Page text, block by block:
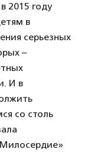
2015 году
в
серьезных
–
И в
со столь